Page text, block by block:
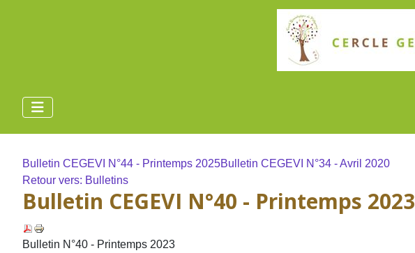
Bulletin CEGEVI N°44 - Printemps 2025Bulletin CEGEVI N°34 - Avril 2020
Retour vers: Bulletins
Bulletin CEGEVI N°40 - Printemps 2023
Bulletin N°40 - Printemps 2023